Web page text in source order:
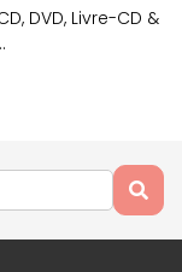
DVD, Livre-CD &